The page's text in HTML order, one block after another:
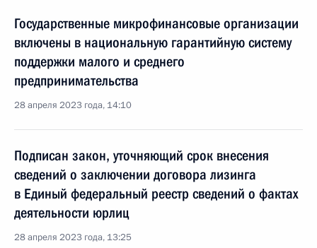
Государственные микрофинансовые организации
включены в национальную гарантийную систему
поддержки малого и среднего
предпринимательства
28 апреля 2023 года, 14:10
Подписан закон, уточняющий срок внесения
сведений о заключении договора лизинга
в Единый федеральный реестр сведений о фактах
деятельности юрлиц
28 апреля 2023 года, 13:25